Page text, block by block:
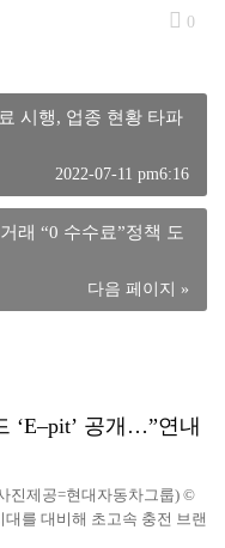
0
시행, 업종 현황 타파
2022-07-11 pm6:16
래 “0 수수료”정책 도
다음 페이지 »
‘E–pit’ 공개…”연내
진제공=현대자동차그룹) ©
를 대비해 초고속 충전 브랜